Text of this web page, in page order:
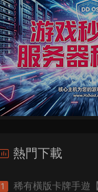
熱門下載
1
稀有橫版卡牌手遊